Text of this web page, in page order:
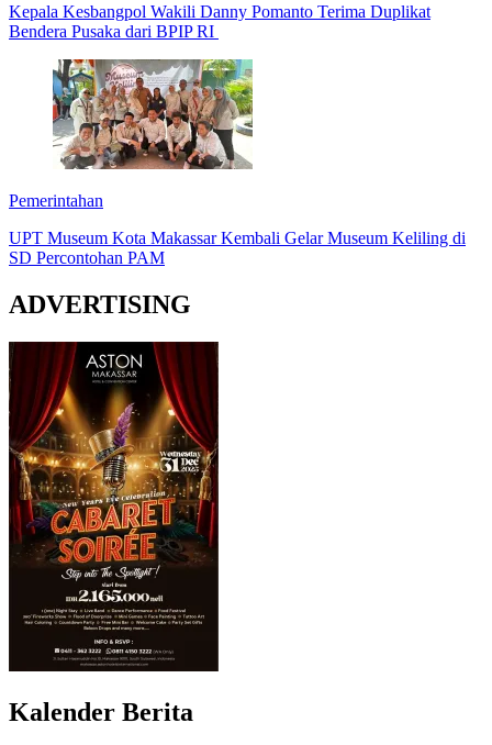
Kepala Kesbangpol Wakili Danny Pomanto Terima Duplikat
Bendera Pusaka dari BPIP RI
Pemerintahan
UPT Museum Kota Makassar Kembali Gelar Museum Keliling di
SD Percontohan PAM
ADVERTISING
Kalender Berita